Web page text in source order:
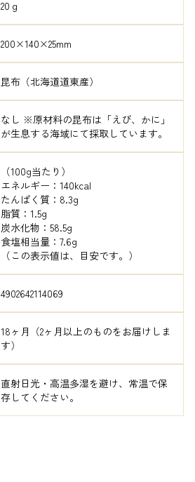
20ｇ
200×140×25mm
昆布（北海道道東産）
なし ※原材料の昆布は「えび、かに」
が生息する海域にて採取しています。
（100g当たり）
エネルギー：140kcal
たんぱく質：8.3g
脂質：1.5g
炭水化物：58.5g
食塩相当量：7.6g
（この表示値は、目安です。）
4902642114069
18ヶ月（2ヶ月以上のものをお届けしま
す）
直射日光・高温多湿を避け、常温で保
存してください。